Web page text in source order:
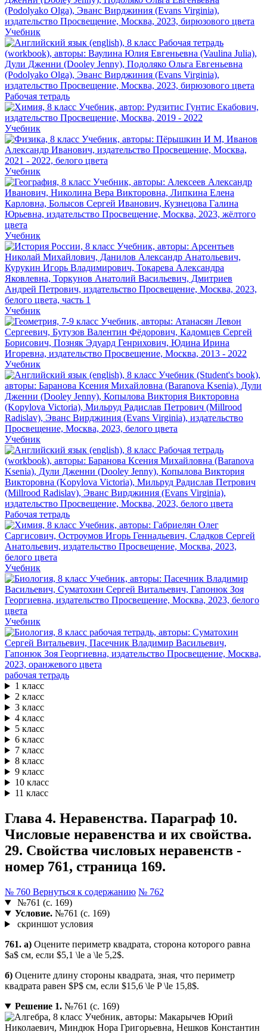
Учебник
Рабочая тетрадь
Учебник
Учебник
Учебник
Учебник
Учебник
Учебник
Рабочая тетрадь
Учебник
Учебник
рабочая тетрадь
1 класс
2 класс
3 класс
4 класс
5 класс
6 класс
7 класс
8 класс
9 класс
10 класс
11 класс
Глава 4. Неравенства. Параграф 10.
Числовые неравенства и их свойства.
29. Свойства числовых неравенств -
номер 761, страница 169.
№ 760 Вернуться к содержанию № 762
№761 (с. 169)
Условие.№761 (с. 169)
скриншот условия
761. a) Оцените периметр квадрата, сторона которого равна
$a$ см, если $5,1 \le a \le 5,2$.
б) Оцените длину стороны квадрата, зная, что периметр
квадрата равен $P$ см, если $15,6 \le P \le 15,8$.
Решение 1.№761 (с. 169)